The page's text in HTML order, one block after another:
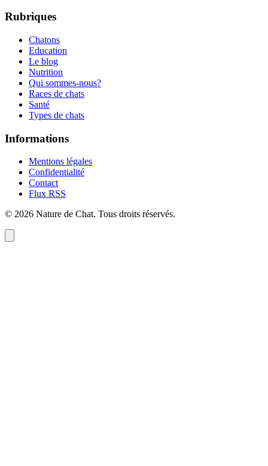
Rubriques
Chatons
Education
Le blog
Nutrition
Qui sommes-nous?
Races de chats
Santé
Types de chats
Informations
Mentions légales
Confidentialité
Contact
Flux RSS
© 2026 Nature de Chat. Tous droits réservés.